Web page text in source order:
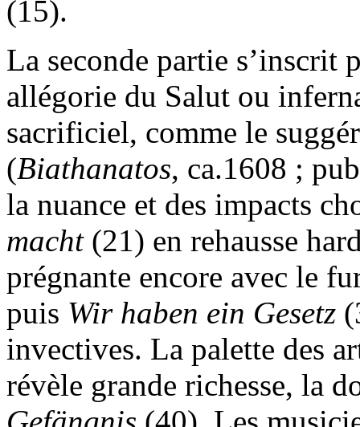
(15).
La seconde partie s’inscrit
allégorie du Salut ou
sacrificiel, comme le
(Biathanatos, ca.1608 ;
la nuance et des impacts
macht (21) en rehausse
prégnante encore avec le
puis Wir haben ein Gesetz
invectives. La palette des
révèle grande richesse, la